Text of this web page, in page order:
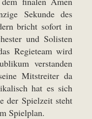
Sekunde des
bricht sofort in
und Solisten
Regieteam wird
verstanden
Mitstreiter da
hat es sich
der Spielzeit steht
Spielplan.